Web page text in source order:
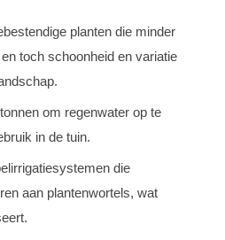
planten die minder
toch schoonheid en variatie
om regenwater op te
in de tuin.
die
aan plantenwortels, wat